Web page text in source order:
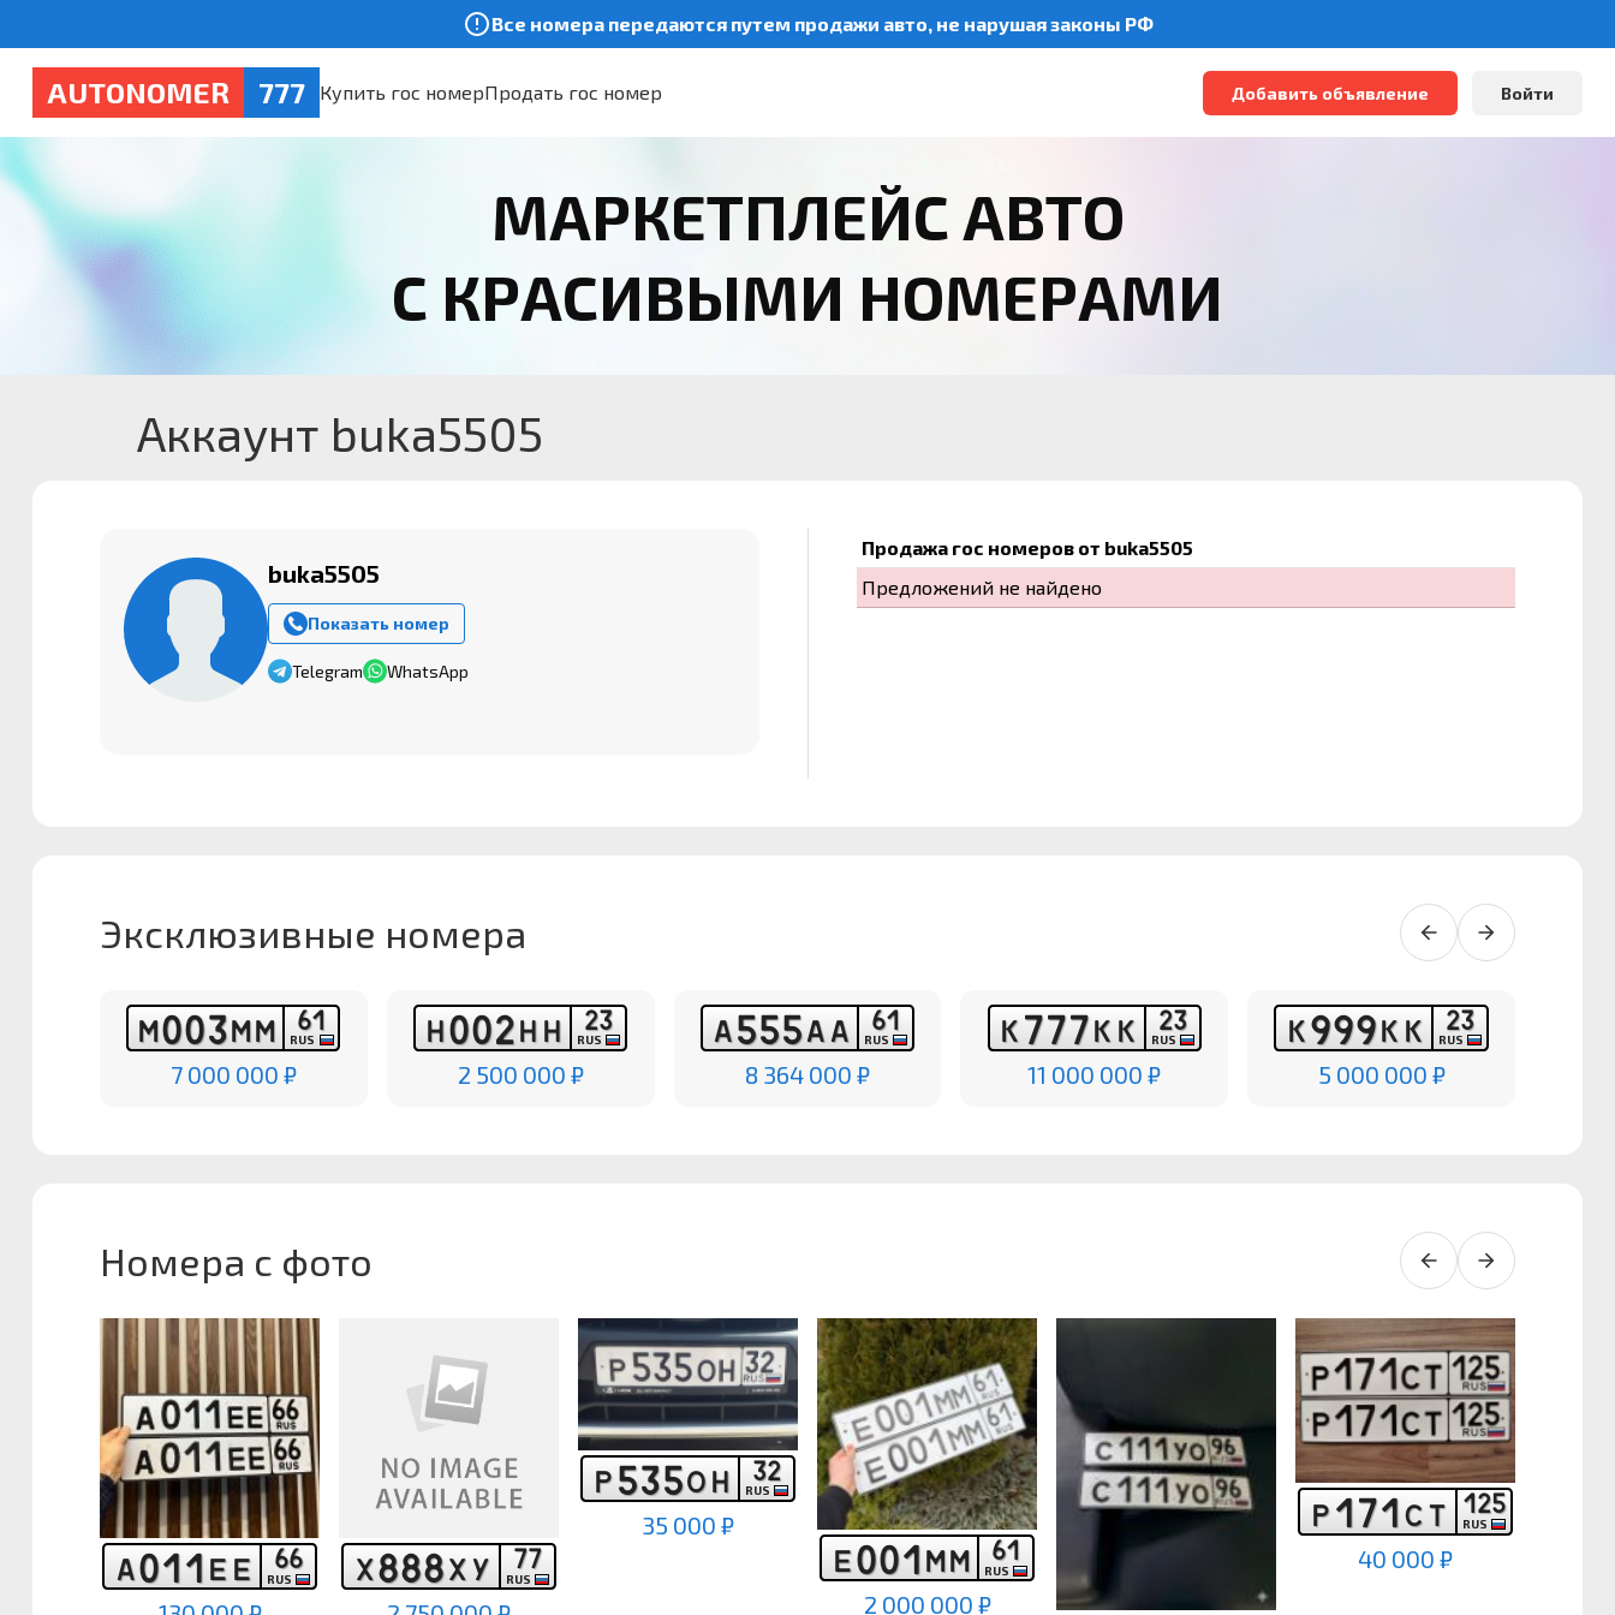
Все номера передаются путем продажи авто, не нарушая законы РФ
AUTONOMER 777 Купить гос номерПродать гос номер Добавить объявление Войти
МАРКЕТПЛЕЙС АВТО
С КРАСИВЫМИ НОМЕРАМИ
Аккаунт buka5505
buka5505
Показать номер
Telegram WhatsApp
Продажа гос номеров от buka5505
Предложений не найдено
Эксклюзивные номера
М003ММ 61
RUS
7 000 000 ₽
Н002Н Н 23
RUS
2 500 000 ₽
А555А А 61
RUS
8 364 000 ₽
К 777К К 23
RUS
11 000 000 ₽
К999К К 23
RUS
5 000 000 ₽
Номера с фото
А011Е Е 66
RUS Х888Х У 77
RUS
Р535ОН 32
RUS
35 000 ₽
Е001ММ 61
RUS
2 000 000 ₽
Р171СТ 125
RUS
40 000 ₽